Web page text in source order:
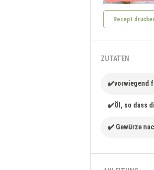
Rezept
ZUTATEN
✔️vorwiegend
✔️Öl, so dass
✔️ Gewürze